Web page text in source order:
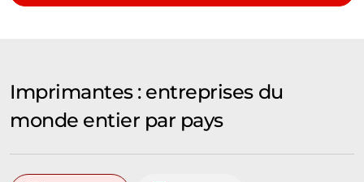
Imprimantes : entreprises du
monde entier par pays